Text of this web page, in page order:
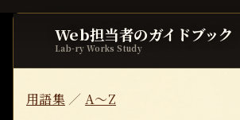
Web担当者のガイドブック
Lab-ry Works Study
用語集／ A〜Z